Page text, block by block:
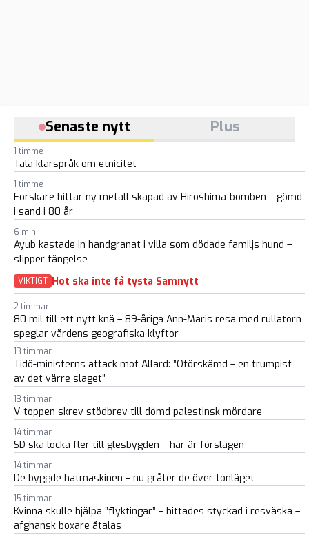
Senaste nytt Plus
1 timme
Tala klarspråk om etnicitet
1 timme
Forskare hittar ny metall skapad av Hiroshima-bomben – gömd
i sand i 80 år
6 min
Ayub kastade in handgranat i villa som dödade familjs hund –
slipper fängelse
VIKTIGT Hot ska inte få tysta Samnytt
2 timmar
80 mil till ett nytt knä – 89-åriga Ann-Maris resa med rullatorn
speglar vårdens geografiska klyftor
13 timmar
Tidö-ministerns attack mot Allard: ”Oförskämd – en trumpist
av det värre slaget”
13 timmar
V-toppen skrev stödbrev till dömd palestinsk mördare
14 timmar
SD ska locka fler till glesbygden – här är förslagen
14 timmar
De byggde hatmaskinen – nu gråter de över tonläget
15 timmar
Kvinna skulle hjälpa ”flyktingar” – hittades styckad i resväska –
afghansk boxare åtalas